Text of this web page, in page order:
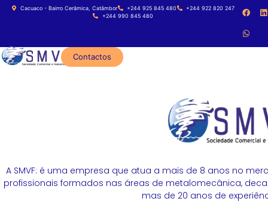
Cacuaco - Bairro Cerâmica, Catâmbor +244 925 845 480
+244 922 820 247
+244 990 845 480
Contactos
A SMVF: é uma empresa que atua a mais de 8 anos no
profissionais formados nas áreas de metalomecânica,
mas de 20 anos de